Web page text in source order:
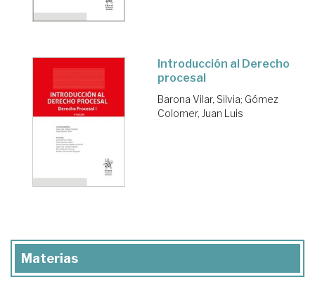
Introducción al Derecho
procesal
Barona Vilar, Silvia; Gómez
Colomer, Juan Luis
Materias